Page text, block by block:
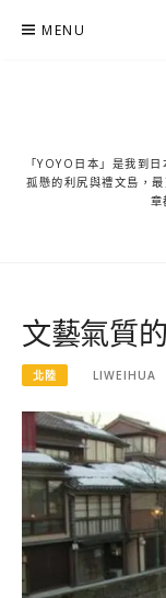
MENU
「YOYO日本」是我到
孤懸的利尻與禮文島，
章
文藝氣質
北陸 LIWEIHUA